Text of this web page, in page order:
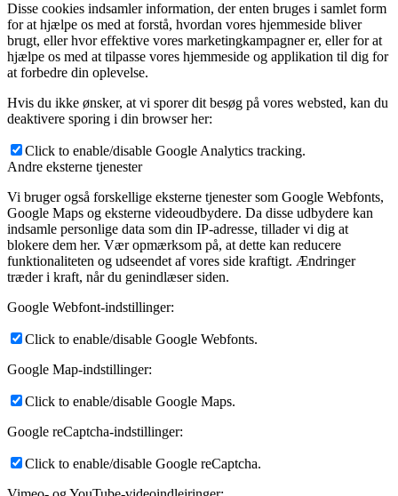
Disse cookies indsamler information, der enten bruges i samlet form
for at hjælpe os med at forstå, hvordan vores hjemmeside bliver
brugt, eller hvor effektive vores marketingkampagner er, eller for at
hjælpe os med at tilpasse vores hjemmeside og applikation til dig for
at forbedre din oplevelse.
Hvis du ikke ønsker, at vi sporer dit besøg på vores websted, kan du
deaktivere sporing i din browser her:
Click to enable/disable Google Analytics tracking.
Andre eksterne tjenester
Vi bruger også forskellige eksterne tjenester som Google Webfonts,
Google Maps og eksterne videoudbydere. Da disse udbydere kan
indsamle personlige data som din IP-adresse, tillader vi dig at
blokere dem her. Vær opmærksom på, at dette kan reducere
funktionaliteten og udseendet af vores side kraftigt. Ændringer
træder i kraft, når du genindlæser siden.
Google Webfont-indstillinger:
Click to enable/disable Google Webfonts.
Google Map-indstillinger:
Click to enable/disable Google Maps.
Google reCaptcha-indstillinger:
Click to enable/disable Google reCaptcha.